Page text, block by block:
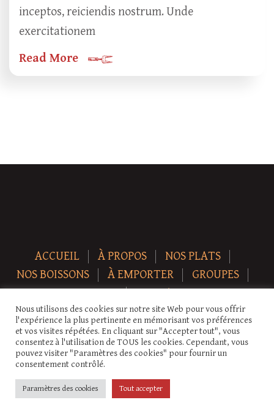
inceptos, reiciendis nostrum. Unde
exercitationem
Read More
ACCUEIL À PROPOS
NOS PLATS
NOS BOISSONS
À EMPORTER
GROUPES
NEWS
CONTACT
Copyright © 2026 Auberge-ecurie. Tous droits réservés.
Nous utilisons des cookies sur notre site Web pour vous offrir
l'expérience la plus pertinente en mémorisant vos préférences
et vos visites répétées. En cliquant sur "Accepter tout", vous
consentez à l'utilisation de TOUS les cookies. Cependant, vous
pouvez visiter "Paramètres des cookies" pour fournir un
consentement contrôlé.
Paramètres des cookies Tout accepter